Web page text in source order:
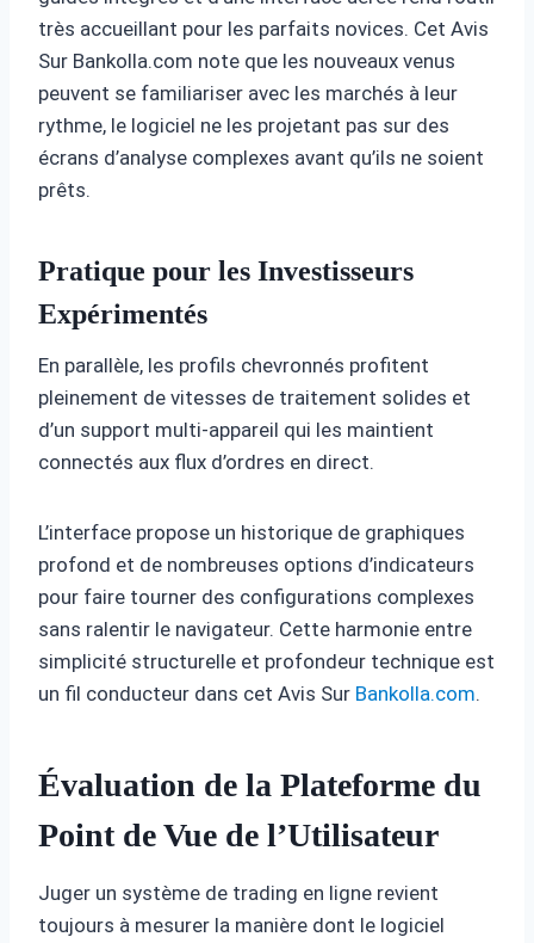
très accueillant pour les parfaits novices. Cet Avis
Sur Bankolla.com note que les nouveaux venus
peuvent se familiariser avec les marchés à leur
rythme, le logiciel ne les projetant pas sur des
écrans d’analyse complexes avant qu’ils ne soient
prêts.
Pratique pour les Investisseurs
Expérimentés
En parallèle, les profils chevronnés profitent
pleinement de vitesses de traitement solides et
d’un support multi-appareil qui les maintient
connectés aux flux d’ordres en direct.
L’interface propose un historique de graphiques
profond et de nombreuses options d’indicateurs
pour faire tourner des configurations complexes
sans ralentir le navigateur. Cette harmonie entre
simplicité structurelle et profondeur technique est
un fil conducteur dans cet Avis Sur Bankolla.com.
Évaluation de la Plateforme du
Point de Vue de l’Utilisateur
Juger un système de trading en ligne revient
toujours à mesurer la manière dont le logiciel